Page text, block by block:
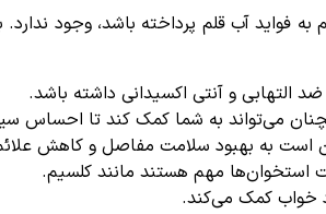
آب قلم پرداخته باشد، وجود
التهابی و آنتی اکسیدانی داشته باشد.
می‌تواند به شما کمک کند تا
است به بهبود سلامت مفاصل و کاهش
مهم هستند مانند کلسیم.
خواب کمک می‌کند.